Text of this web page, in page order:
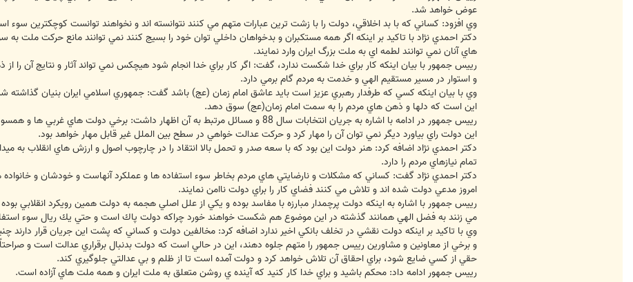
عوض خواهد شد.
وي افزود: كساني كه با بد اخلاقي، دولت را با زشت ترين عبارات متهم مي كنند نتوانسته اند و نخواهند توانست كوچكترين سوء
دكتر احمدي نژاد با تاكيد بر اينكه اگر همه مستكبران و بدخواهان داخلي توان خود را بسيج كنند نمي توانند مانع حركت ملت
هاي آنان نمي ‌توانند لطمه اي به ملت بزرگ ايران وارد نمايند.
رييس جمهور با بيان اينكه كار براي خدا شكست ندارد، گفت: اگر كار براي خدا انجام شود هيچكس نمي تواند آثار و نتايج آن
و استوار در مسير مستقيم الهي و خدمت به مردم گام برمي دارد.
وي با بيان اينكه كسي كه طرفدار رهبري عزيز است بايد عاشق امام زمان (عج) باشد گفت: جمهوري اسلامي ايران بنيان گذاشته
اين است كه دلها و ذهن هاي مردم را به سمت امام زمان(عج) سوق دهد.
رييس جمهور در ادامه با اشاره به جريان انتخابات سال 88 و مسائل مرتبط به آن اظهار داشت:
اين دولت راي بياورد ديگر نمي توان آن را مهار کرد و حركت عدالت خواهي در سطح بين الملل غير قابل مهار خواهد بود.
دکتر احمدي نژاد اضافه كرد: هنر دولت اين بود كه با سعه صدر و تحمل بالا انتقاد را در چارچوب اصول و ارزش هاي انقلاب
تمام نيازهاي مردم را دارد.
دكتر احمدي نژاد گفت: کساني که مشكلات و نارضايتي هاي مردم بخاطر سوء استفاده ها و عملكرد آنهاست و خودشان و
امروز مدعي دولت شده اند و تلاش مي كنند فضاي كار را براي دولت ناامن نمايند.
رييس جمهور با اشاره به اينكه دولت پرچمدار مبارزه با مفاسد بوده و يكي از علل اصلي هجمه به دولت همين رويكرد انقلابي
مي زنند به فضل الهي همانند گذشته در اين موضوع هم شکست خواهند خورد چراكه دولت پاك است و حتي يك ريال سوء
وي با تاكيد بر اينكه دولت نقشي در تخلف بانكي اخير ندارد اضافه كرد: مخالفين دولت و کساني که پشت اين جريان قرار
و برخي از معاونين و مشاورين رييس جمهور را متهم جلوه دهند، اين در حالي است كه دولت بدنبال برقراري عدالت است و
حقي از کسي ضايع شود، براي احقاق آن تلاش خواهد كرد و دولت آمده است تا از ظلم و بي عدالتي جلوگيري كند.
رييس جمهور ادامه داد: محكم باشيد و براي خدا كار كنيد كه آينده ي روشن متعلق به ملت ايران و همه ملت هاي آزاده است.